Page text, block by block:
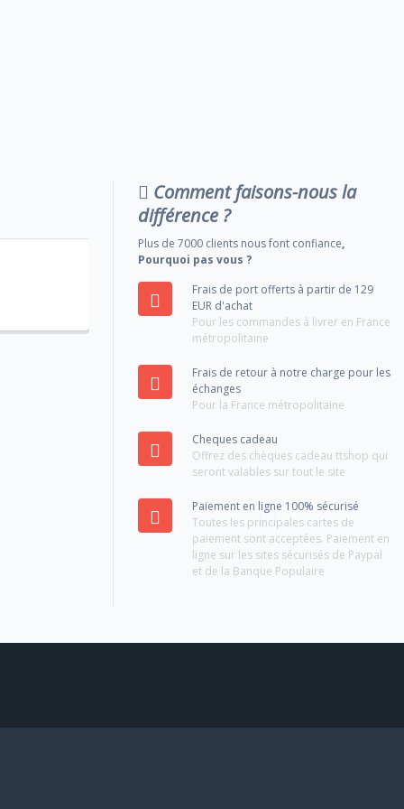
Comment faisons-nous la
différence ?
Plus de 7000 clients nous font confiance,
Pourquoi pas vous ?
Frais de port offerts à partir de 129
EUR d'achat
Pour les commandes à livrer en France
métropolitaine
Frais de retour à notre charge pour les
échanges
Pour la France métropolitaine
Cheques cadeau
Offrez des chèques cadeau ttshop qui
seront valables sur tout le site
Paiement en ligne 100% sécurisé
Toutes les principales cartes de
paiement sont acceptées. Paiement en
ligne sur les sites sécurisés de Paypal
et de la Banque Populaire